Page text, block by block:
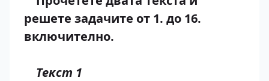
решете задачите от 1. до 16.
включително.
Текст 1